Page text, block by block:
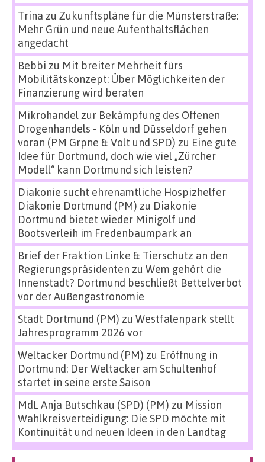
Trina zu Zukunftspläne für die Münsterstraße:
Mehr Grün und neue Aufenthaltsflächen
angedacht
Bebbi zu Mit breiter Mehrheit fürs
Mobilitätskonzept: Über Möglichkeiten der
Finanzierung wird beraten
Mikrohandel zur Bekämpfung des Offenen
Drogenhandels - Köln und Düsseldorf gehen
voran (PM Grpne & Volt und SPD) zu Eine gute
Idee für Dortmund, doch wie viel „Zürcher
Modell“ kann Dortmund sich leisten?
Diakonie sucht ehrenamtliche Hospizhelfer
Diakonie Dortmund (PM) zu Diakonie
Dortmund bietet wieder Minigolf und
Bootsverleih im Fredenbaumpark an
Brief der Fraktion Linke & Tierschutz an den
Regierungspräsidenten zu Wem gehört die
Innenstadt? Dortmund beschließt Bettelverbot
vor der Außengastronomie
Stadt Dortmund (PM) zu Westfalenpark stellt
Jahresprogramm 2026 vor
Weltacker Dortmund (PM) zu Eröffnung in
Dortmund: Der Weltacker am Schultenhof
startet in seine erste Saison
MdL Anja Butschkau (SPD) (PM) zu Mission
Wahlkreisverteidigung: Die SPD möchte mit
Kontinuität und neuen Ideen in den Landtag